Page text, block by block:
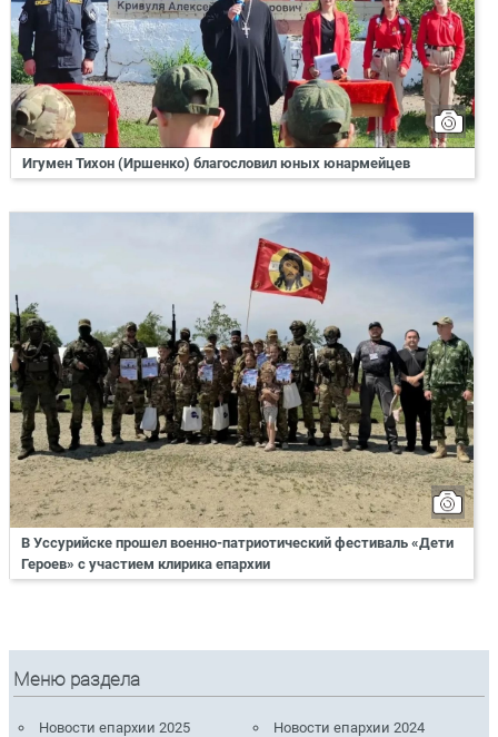
Игумен Тихон (Иршенко) благословил юных юнармейцев
В Уссурийске прошел военно-патриотический фестиваль «Дети
Героев» с участием клирика епархии
Меню раздела
Новости епархии 2025
Новости епархии 2024